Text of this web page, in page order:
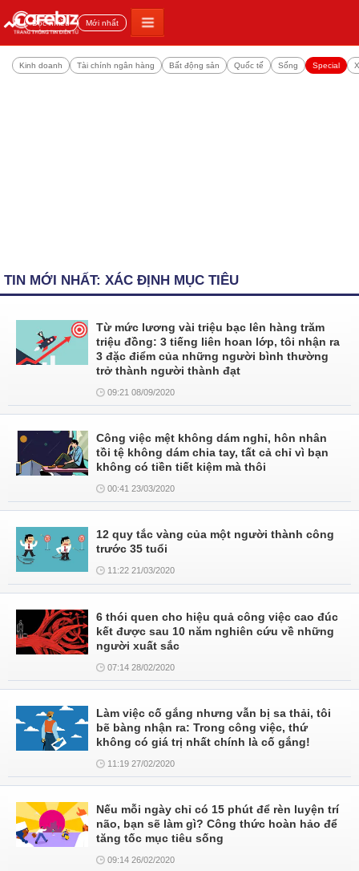
Đọc nhiều Mới nhất
Kinh doanh Tài chính ngân hàng Bất động sản Quốc tế Sống Special
TIN MỚI NHẤT: XÁC ĐỊNH MỤC TIÊU
Từ mức lương vài triệu bạc lên hàng trăm
triệu đồng: 3 tiếng liên hoan lớp, tôi nhận ra
3 đặc điểm của những người bình thường
trở thành người thành đạt
09:21 08/09/2020
Công việc mệt không dám nghỉ, hôn nhân
tồi tệ không dám chia tay, tất cả chỉ vì bạn
không có tiền tiết kiệm mà thôi
00:41 23/03/2020
12 quy tắc vàng của một người thành công
trước 35 tuổi
11:22 21/03/2020
6 thói quen cho hiệu quả công việc cao đúc
kết được sau 10 năm nghiên cứu về những
người xuất sắc
07:14 28/02/2020
Làm việc cố gắng nhưng vẫn bị sa thải, tôi
bẽ bàng nhận ra: Trong công việc, thứ
không có giá trị nhất chính là cố gắng!
11:19 27/02/2020
Nếu mỗi ngày chỉ có 15 phút để rèn luyện trí
não, bạn sẽ làm gì? Công thức hoàn hảo để
tăng tốc mục tiêu sống
09:14 26/02/2020